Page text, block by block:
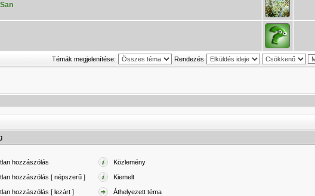
Témák megjelenítése: Rendezés
hozzászólás Közlemény
hozzászólás [ népszerű ] Kiemelt
hozzászólás [ lezárt ] Áthelyezett téma